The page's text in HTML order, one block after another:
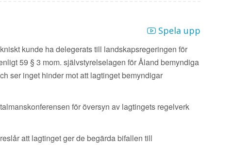
Spela upp
kunde ha delegerats till landskapsregeringen för
59 § 3 mom. självstyrelselagen för Åland bemyndiga
ser inget hinder mot att lagtinget bemyndigar
för översyn av lagtingets regelverk
att lagtinget ger de begärda bifallen till